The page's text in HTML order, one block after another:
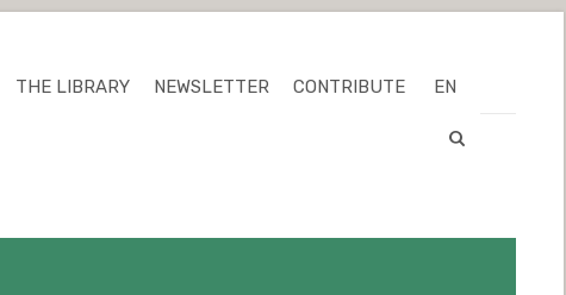
THE LIBRARY NEWSLETTER CONTRIBUTE EN